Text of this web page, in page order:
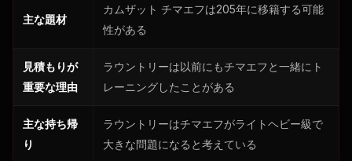
主な題材
カムザット チマエフは205年に移籍する可能
性がある
見積もりが
重要な理由
ラウントリーは以前にもチマエフと一緒にト
レーニングしたことがある
主な持ち帰
り
ラウントリーはチマエフがライトヘビー級で
大きな問題になると考えている